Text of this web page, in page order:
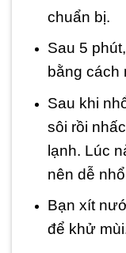
chuẩn bị.
Sau 5
bằng cách
Sau khi
sôi rồi
lạnh. Lúc
nên dễ
Bạn xít
để khử